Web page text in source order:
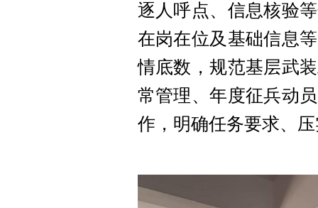
逐人呼点、信息核验
在岗在位及基础信息
情底数，规范基层武
常管理、年度征兵动
作，明确任务要求、